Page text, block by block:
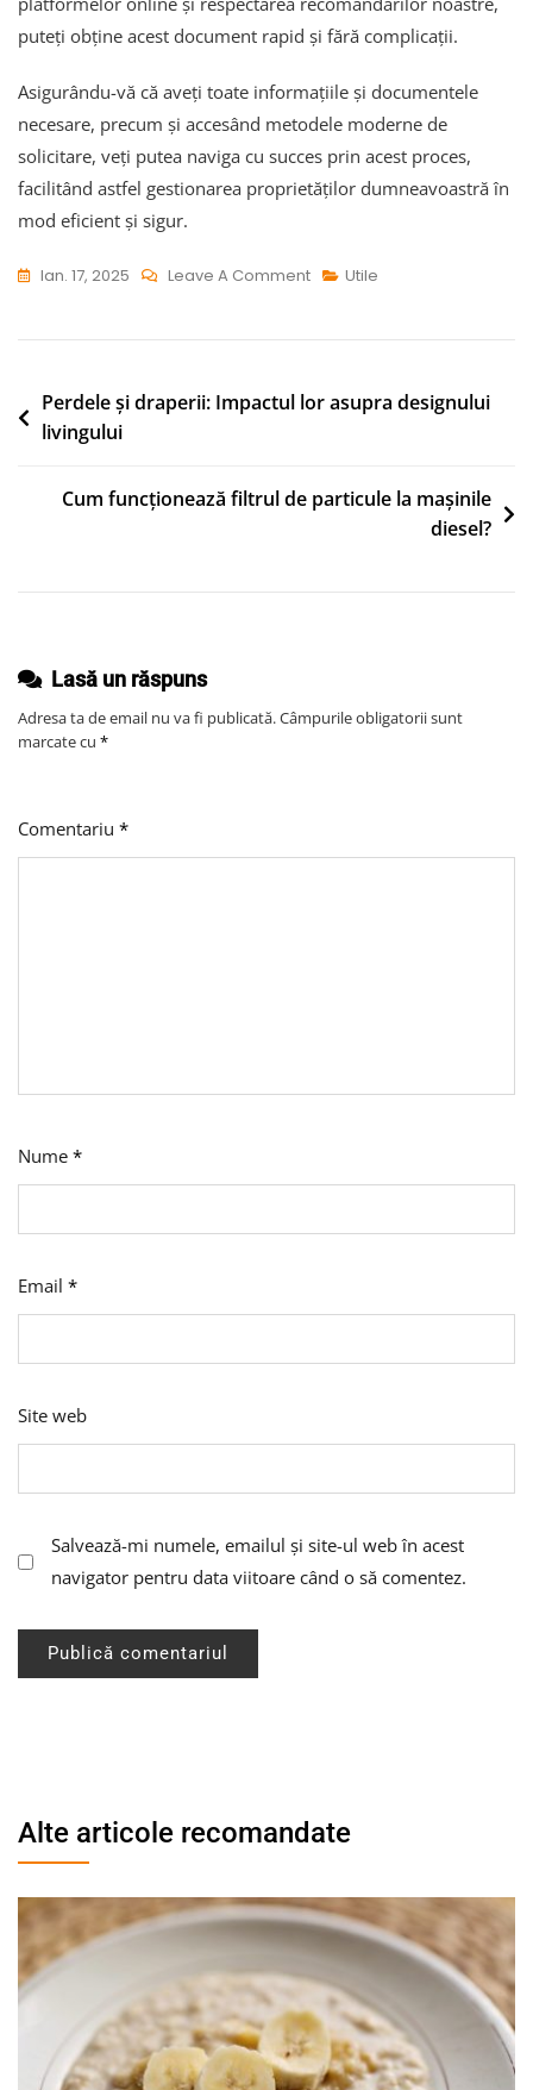
puteți obține acest document rapid și fără complicații.
Asigurându-vă că aveți toate informațiile și documentele
necesare, precum și accesând metodele moderne de
solicitare, veți putea naviga cu succes prin acest proces,
facilitând astfel gestionarea proprietăților dumneavoastră în
mod eficient și sigur.
Ian. 17, 2025 Leave A CommentOn
Să
Un
Carte
Utile
Navigare
Perdele și draperii: Impactul lor asupra designului
livingului
Cum funcționează filtrul de particule la mașinile
diesel?
Lasă un răspuns
Adresa ta de email nu va fi publicată.Câmpurile obligatorii sunt
marcate cu *
Comentariu *
Nume *
Email *
Site web
Salvează-mi numele, emailul și site-ul web în acest
navigator pentru data viitoare când o să comentez.
Alte articole recomandate